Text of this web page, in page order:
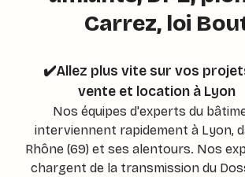
Carrez, loi
✔️Allez plus vite sur vos
vente et location à Lyon
Nos équipes d'experts du
interviennent rapidement à Lyon,
Rhône (69) et ses alentours. Nos
chargent de la transmission du